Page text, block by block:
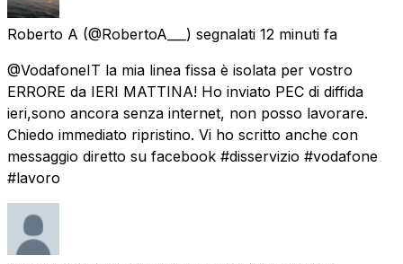
Roberto A (@RobertoA___) segnalati 12 minuti fa
@VodafoneIT la mia linea fissa è isolata per vostro
ERRORE da IERI MATTINA! Ho inviato PEC di diffida
ieri,sono ancora senza internet, non posso lavorare.
Chiedo immediato ripristino. Vi ho scritto anche con
messaggio diretto su facebook #disservizio #vodafone
#lavoro